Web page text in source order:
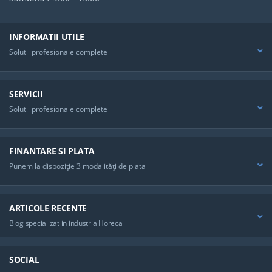
INFORMATII UTILE
Solutii profesionale complete
SERVICII
Solutii profesionale complete
FINANTARE SI PLATA
Punem la dispoziţie 3 modalităţi de plata
ARTICOLE RECENTE
Blog specializat in industria Horeca
SOCIAL